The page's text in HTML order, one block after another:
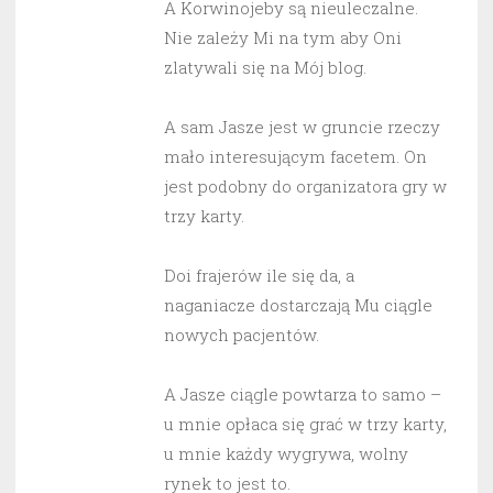
A Korwinojeby są nieuleczalne.
Nie zależy Mi na tym aby Oni
zlatywali się na Mój blog.
A sam Jasze jest w gruncie rzeczy
mało interesującym facetem. On
jest podobny do organizatora gry w
trzy karty.
Doi frajerów ile się da, a
naganiacze dostarczają Mu ciągle
nowych pacjentów.
A Jasze ciągle powtarza to samo –
u mnie opłaca się grać w trzy karty,
u mnie każdy wygrywa, wolny
rynek to jest to.